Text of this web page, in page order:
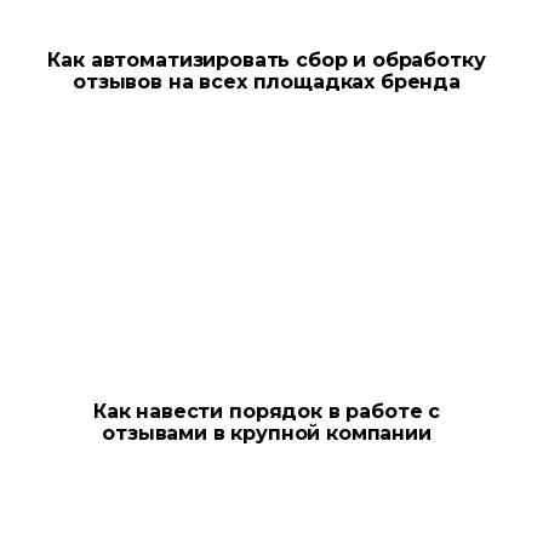
Как автоматизировать сбор и обработку
отзывов на всех площадках бренда
Как навести порядок в работе с
отзывами в крупной компании